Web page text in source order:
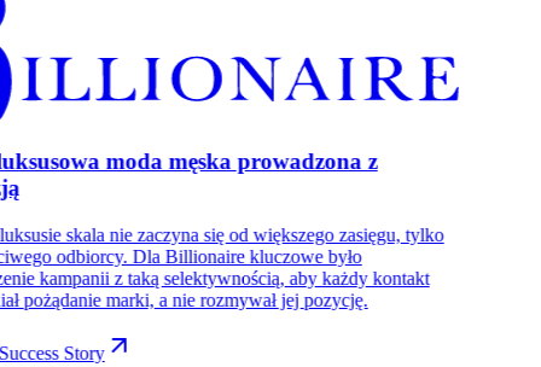
moda męska prowadzona z
skala nie zaczyna się od większego zasięgu, tylko
odbiorcy. Dla Billionaire kluczowe było
kampanii z taką selektywnością, aby każdy kontakt
pożądanie marki, a nie rozmywał jej pozycję.
Story